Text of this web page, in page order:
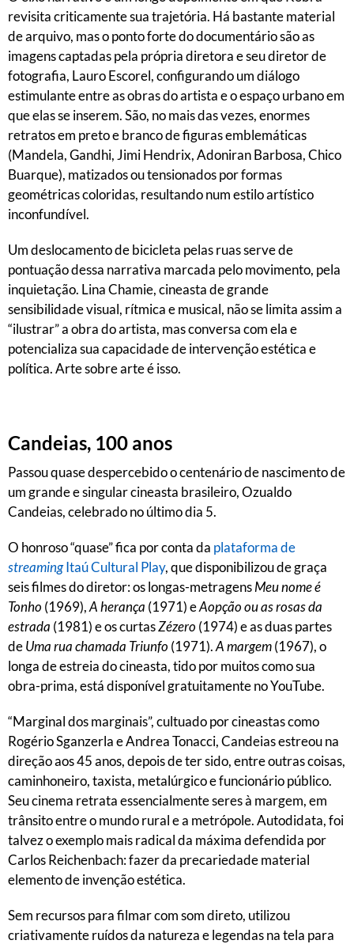
revisita criticamente sua trajetória. Há bastante material
de arquivo, mas o ponto forte do documentário são as
imagens captadas pela própria diretora e seu diretor de
fotografia, Lauro Escorel, configurando um diálogo
estimulante entre as obras do artista e o espaço urbano em
que elas se inserem. São, no mais das vezes, enormes
retratos em preto e branco de figuras emblemáticas
(Mandela, Gandhi, Jimi Hendrix, Adoniran Barbosa, Chico
Buarque), matizados ou tensionados por formas
geométricas coloridas, resultando num estilo artístico
inconfundível.
Um deslocamento de bicicleta pelas ruas serve de
pontuação dessa narrativa marcada pelo movimento, pela
inquietação. Lina Chamie, cineasta de grande
sensibilidade visual, rítmica e musical, não se limita assim a
“ilustrar” a obra do artista, mas conversa com ela e
potencializa sua capacidade de intervenção estética e
política. Arte sobre arte é isso.
Candeias, 100 anos
Passou quase despercebido o centenário de nascimento de
um grande e singular cineasta brasileiro, Ozualdo
Candeias, celebrado no último dia 5.
O honroso “quase” fica por conta da plataforma de
streamingItaú Cultural Play, que disponibilizou de graça
seis filmes do diretor: os longas-metragensMeu nome é
Tonho (1969),A herança (1971) eAopção ou as rosas da
estrada (1981) e os curtasZézero (1974) e as duas partes
deUma rua chamada Triunfo (1971).A margem(1967), o
longa de estreia do cineasta, tido por muitos como sua
obra-prima, está disponível gratuitamente no YouTube.
“Marginal dos marginais”, cultuado por cineastas como
Rogério Sganzerla e Andrea Tonacci, Candeias estreou na
direção aos 45 anos, depois de ter sido, entre outras coisas,
caminhoneiro, taxista, metalúrgico e funcionário público.
Seu cinema retrata essencialmente seres à margem, em
trânsito entre o mundo rural e a metrópole. Autodidata, foi
talvez o exemplo mais radical da máxima defendida por
Carlos Reichenbach: fazer da precariedade material
elemento de invenção estética.
Sem recursos para filmar com som direto, utilizou
criativamente ruídos da natureza e legendas na tela para